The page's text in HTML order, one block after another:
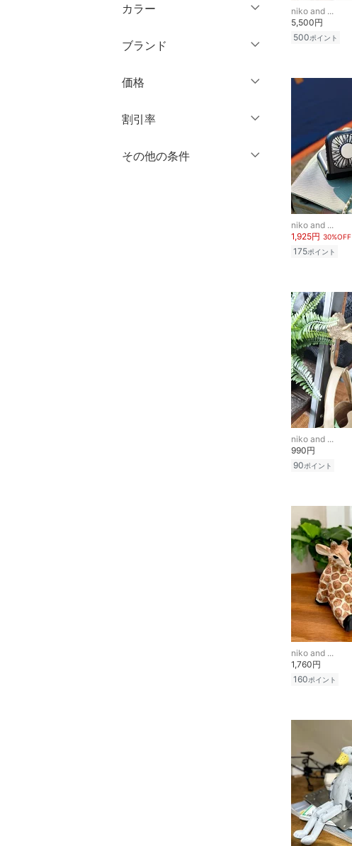
ジャケット・アウター
パンツ
ワンピース・ドレス
スカート
オールインワン・オーバ
ーオール
カラー
クリア
ブランド
価格
絞り込み
割引率
％OFF～ ％OFF
その他の条件
niko and ...
5,500円
500ポイント
niko and ...
1,925円 30%OFF
175ポイント
niko and ...
990円
90ポイント
niko and ...
1,760円
160ポイント